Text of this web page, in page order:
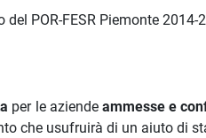
POR-FESR Piemonte
per le aziende ammesse e
che usufruirà di un aiuto di